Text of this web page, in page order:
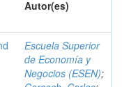
Autor(es)
Escuela Superior
de Economía y
Negocios (ESEN);